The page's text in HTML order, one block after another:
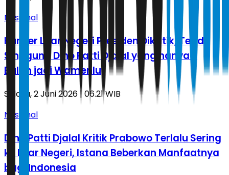
Nasional
Kunker Luar Negeri Presiden Dikritik, Teddy
Singgung Dino Patti Djalal yang hanya 3
Bulan jadi Wamenlu
Selasa, 2 Juni 2026 | 06.21 WIB
Nasional
Dino Patti Djalal Kritik Prabowo Terlalu Sering
ke Luar Negeri, Istana Beberkan Manfaatnya
bagi Indonesia